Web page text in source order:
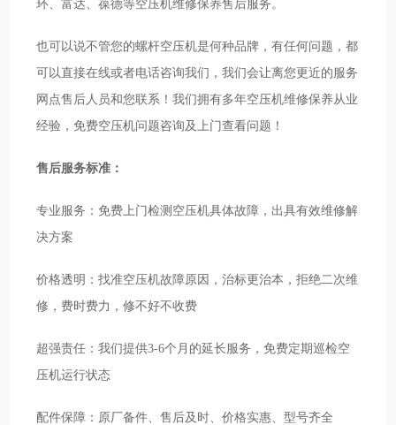
环、富达、葆德等空压机维修保养售后服务。
也可以说不管您的螺杆空压机是何种品牌，有任何问题，都
可以直接在线或者电话咨询我们，我们会让离您更近的服务
网点售后人员和您联系！我们拥有多年空压机维修保养从业
经验，免费空压机问题咨询及上门查看问题！
售后服务标准：
专业服务：免费上门检测空压机具体故障，出具有效维修解
决方案
价格透明：找准空压机故障原因，治标更治本，拒绝二次维
修，费时费力，修不好不收费
超强责任：我们提供3-6个月的延长服务，免费定期巡检空
压机运行状态
配件保障：原厂备件、售后及时、价格实惠、型号齐全